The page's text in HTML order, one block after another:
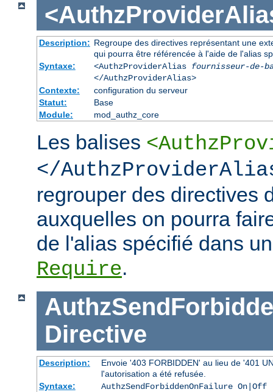
Description: Regroupe des directives représentant une
qui pourra être référencée à l'aide de l'alias
Syntaxe:
<AuthzProviderAlias fournisseur-de-
</AuthzProviderAlias>
Contexte:
configuration du serveur
Statut:
Base
Module:
mod_authz_core
Les balises
</
regrouper des directives
auxquelles on pourra
de l'alias spécifié dans
Require.
Directive
Description:
Envoie '403 FORBIDDEN' au lieu de '401
l'autorisation a été refusée.
Syntaxe:
AuthzSendForbiddenOnFailure On|Off